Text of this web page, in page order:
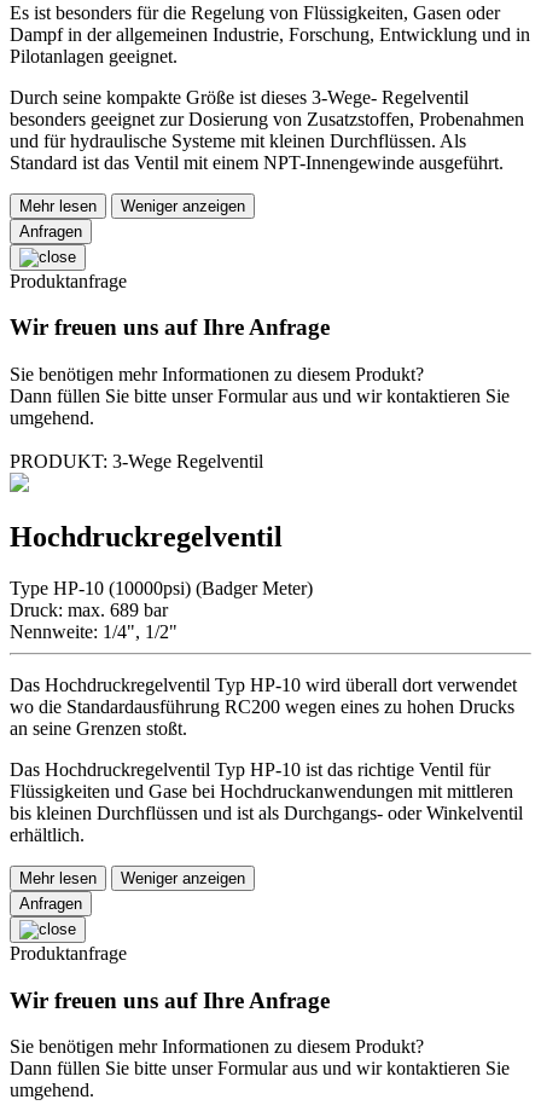
Es ist besonders für die Regelung von Flüssigkeiten, Gasen oder
Dampf in der allgemeinen Industrie, Forschung, Entwicklung und in
Pilotanlagen geeignet.
Durch seine kompakte Größe ist dieses 3-Wege- Regelventil
besonders geeignet zur Dosierung von Zusatzstoffen, Probenahmen
und für hydraulische Systeme mit kleinen Durchflüssen. Als
Standard ist das Ventil mit einem NPT-Innengewinde ausgeführt.
Mehr lesen
Weniger anzeigen
Anfragen
Produktanfrage
Wir freuen uns auf Ihre Anfrage
Sie benötigen mehr Informationen zu diesem Produkt?
Dann füllen Sie bitte unser Formular aus und wir kontaktieren Sie
umgehend.
PRODUKT: 3-Wege Regelventil
Hochdruckregelventil
Type HP-10 (10000psi) (Badger Meter)
Druck: max. 689 bar
Nennweite: 1/4", 1/2"
Das Hochdruckregelventil Typ HP-10 wird überall dort verwendet
wo die Standardausführung RC200 wegen eines zu hohen Drucks
an seine Grenzen stoßt.
Das Hochdruckregelventil Typ HP-10 ist das richtige Ventil für
Flüssigkeiten und Gase bei Hochdruckanwendungen mit mittleren
bis kleinen Durchflüssen und ist als Durchgangs- oder Winkelventil
erhältlich.
Mehr lesen
Weniger anzeigen
Anfragen
Produktanfrage
Wir freuen uns auf Ihre Anfrage
Sie benötigen mehr Informationen zu diesem Produkt?
Dann füllen Sie bitte unser Formular aus und wir kontaktieren Sie
umgehend.